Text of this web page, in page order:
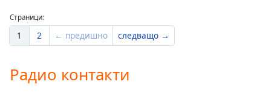
Background
Color
Opacity
Страници:
1 2 ← предишно следващо →
Радио контакти